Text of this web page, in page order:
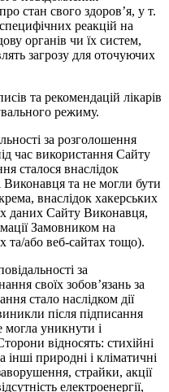
стан свого здоров’я, у т.
реакцій на
органів чи їх систем,
загрозу для оточуючих
та рекомендацій лікарів
режиму.
за розголошення
час використання Сайту
сталося внаслідок
Виконавця та не могли бути
внаслідок хакерських
даних Сайту Виконавця,
Замовником на
та/або веб-сайтах тощо).
за
своїх зобов’язань за
стало наслідком дії
після підписання
уникнути і
відносять: стихійні
природні і кліматичні
страйки, акції
електроенергії,